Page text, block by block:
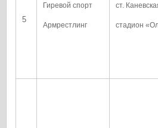
5
Гиревой спорт
Армрестлинг
ст.
стадион